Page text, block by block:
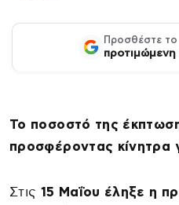
Προσθέστε
Το ποσοστό της
προσφέροντας κίνητρα
Στις 15 Μαΐου έληξε η